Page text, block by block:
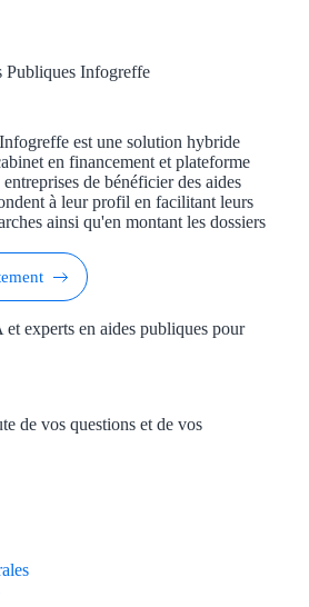
Publiques Infogreffe
est une solution hybride
en financement et plateforme
de bénéficier des aides
à leur profil en facilitant leurs
ainsi qu'en montant les dossiers
de vos questions et de vos